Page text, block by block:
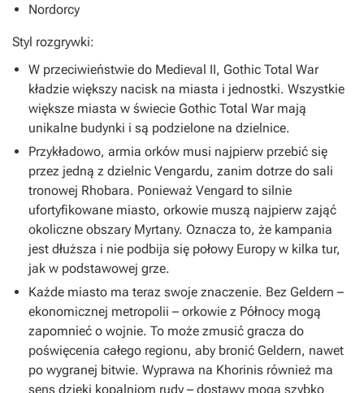
Nordorcy
Styl rozgrywki:
W przeciwieństwie do Medieval II, Gothic Total War
kładzie większy nacisk na miasta i jednostki. Wszystkie
większe miasta w świecie Gothic Total War mają
unikalne budynki i są podzielone na dzielnice.
Przykładowo, armia orków musi najpierw przebić się
przez jedną z dzielnic Vengardu, zanim dotrze do sali
tronowej Rhobara. Ponieważ Vengard to silnie
ufortyfikowane miasto, orkowie muszą najpierw zająć
okoliczne obszary Myrtany. Oznacza to, że kampania
jest dłuższa i nie podbija się połowy Europy w kilka tur,
jak w podstawowej grze.
Każde miasto ma teraz swoje znaczenie. Bez Geldern –
ekonomicznej metropolii – orkowie z Północy mogą
zapomnieć o wojnie. To może zmusić gracza do
poświęcenia całego regionu, aby bronić Geldern, nawet
po wygranej bitwie. Wyprawa na Khorinis również ma
sens dzięki kopalniom rudy – dostawy mogą szybko